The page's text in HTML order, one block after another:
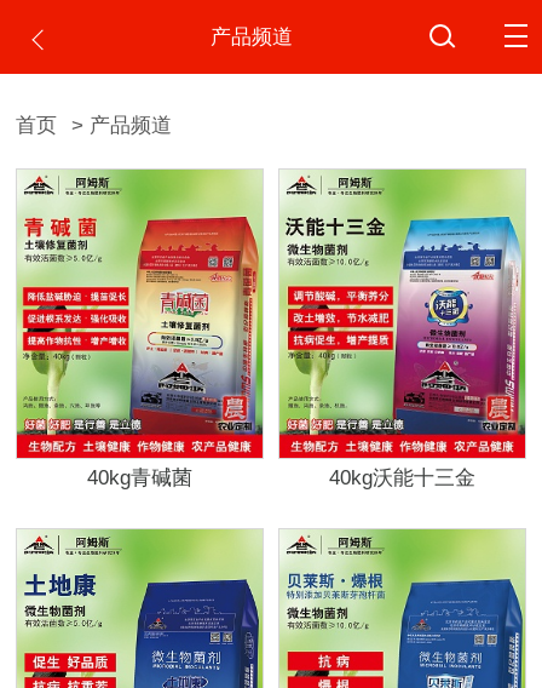
产品频道
首页 > 产品频道
40kg青碱菌 40kg沃能十三金